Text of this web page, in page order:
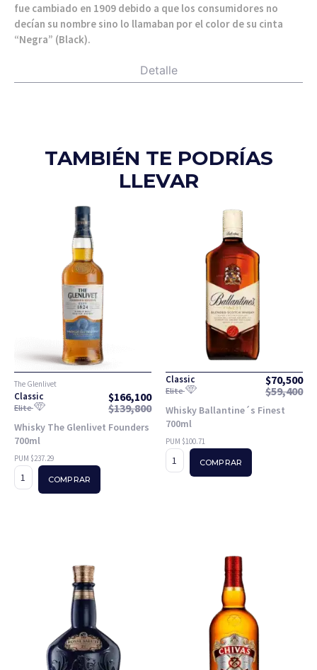
Detalle
fue cambiado en 1909 debido a que los consumidores no
decían su nombre sino lo llamaban por el color de su cinta
“Negra” (Black).
TAMBIÉN TE PODRÍAS
LLEVAR
The Glenlivet
Classic $166,100
Elite $139,800
Whisky The Glenlivet Founders
700ml
PUM $237.29
COMPRAR
Classic $70,500
Elite $59,400
Whisky Ballantine´s Finest
700ml
PUM $100.71
COMPRAR